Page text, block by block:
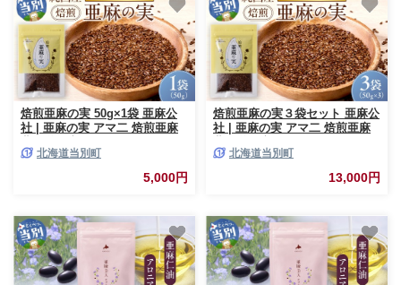
焙煎亜麻の実 50g×1袋 亜麻公
社 | 亜麻の実 アマ二 焙煎亜麻
北海道当別町
5,000円
焙煎亜麻の実３袋セット 亜麻公
社 | 亜麻の実 アマ二 焙煎亜麻
北海道当別町
13,000円